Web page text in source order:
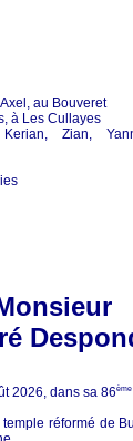
au Bouveret
à Les Cullayes
Zian,
2026, dans sa 86ème
réformé de